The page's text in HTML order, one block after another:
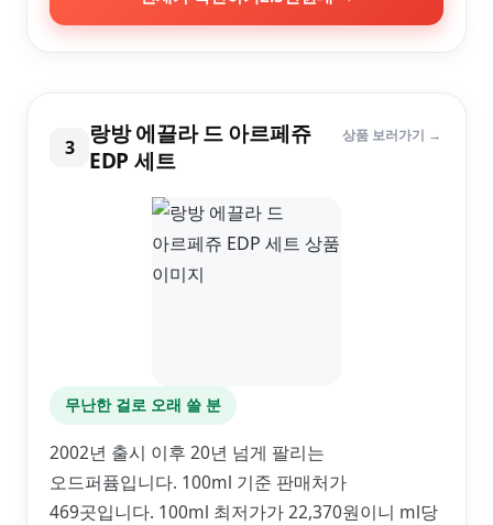
3
랑방 에끌라 드 아르페쥬
EDP 세트
상품 보러가기 →
무난한 걸로 오래 쓸 분
2002년 출시 이후 20년 넘게 팔리는
오드퍼퓸입니다. 100ml 기준 판매처가
469곳입니다. 100ml 최저가가 22,370원이니 ml당